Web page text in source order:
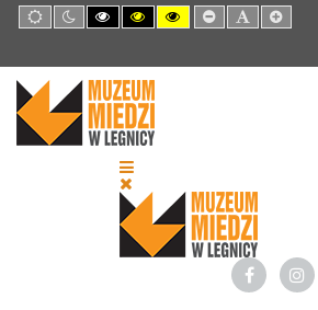
Default
mode
Night
mode
High
Contrast
mode
High
Contrast
mode
High
Contrast
mode
Set
Smaller
Set
Default
Set
Larger